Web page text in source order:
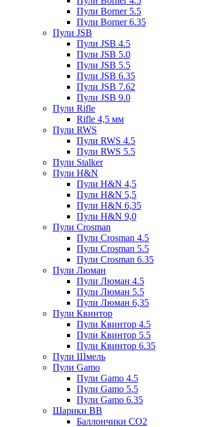
Пули Borner 5.5
Пули Borner 6.35
Пули JSB
Пули JSB 4.5
Пули JSB 5.0
Пули JSB 5.5
Пули JSB 6.35
Пули JSB 7.62
Пули JSB 9.0
Пули Rifle
Rifle 4,5 мм
Пули RWS
Пули RWS 4.5
Пули RWS 5.5
Пули Stalker
Пули H&N
Пули H&N 4,5
Пули H&N 5,5
Пули H&N 6,35
Пули H&N 9,0
Пули Crosman
Пули Crosman 4.5
Пули Crosman 5.5
Пули Crosman 6.35
Пули Люман
Пули Люман 4.5
Пули Люман 5.5
Пули Люман 6,35
Пули Квинтор
Пули Квинтор 4.5
Пули Квинтор 5.5
Пули Квинтор 6.35
Пули Шмель
Пули Gamo
Пули Gamo 4.5
Пули Gamo 5.5
Пули Gamo 6.35
Шарики BB
Баллончики CO2